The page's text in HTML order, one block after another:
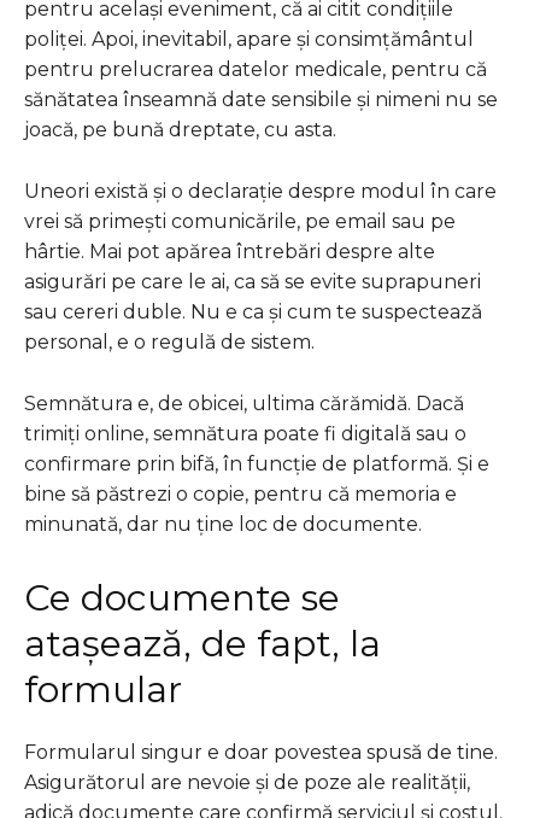
pentru același eveniment, că ai citit condițiile
poliței. Apoi, inevitabil, apare și consimțământul
pentru prelucrarea datelor medicale, pentru că
sănătatea înseamnă date sensibile și nimeni nu se
joacă, pe bună dreptate, cu asta.
Uneori există și o declarație despre modul în care
vrei să primești comunicările, pe email sau pe
hârtie. Mai pot apărea întrebări despre alte
asigurări pe care le ai, ca să se evite suprapuneri
sau cereri duble. Nu e ca și cum te suspectează
personal, e o regulă de sistem.
Semnătura e, de obicei, ultima cărămidă. Dacă
trimiți online, semnătura poate fi digitală sau o
confirmare prin bifă, în funcție de platformă. Și e
bine să păstrezi o copie, pentru că memoria e
minunată, dar nu ține loc de documente.
Ce documente se
atașează, de fapt, la
formular
Formularul singur e doar povestea spusă de tine.
Asigurătorul are nevoie și de poze ale realității,
adică documente care confirmă serviciul și costul.